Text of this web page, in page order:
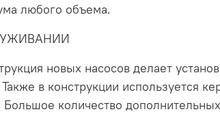
любого объема.
новых насосов делает
в конструкции используется
количество